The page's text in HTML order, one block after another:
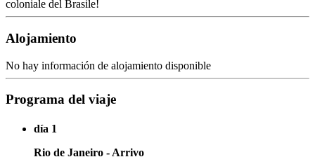
coloniale del Brasile!
Alojamiento
No hay información de alojamiento disponible
Programa del viaje
día 1
Rio de Janeiro - Arrivo